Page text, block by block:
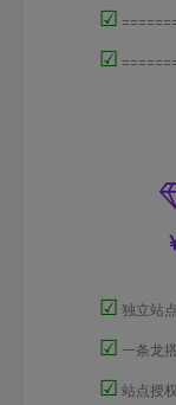
☑
☑
☑ 独立站
☑ 一条龙
☑ 站点授